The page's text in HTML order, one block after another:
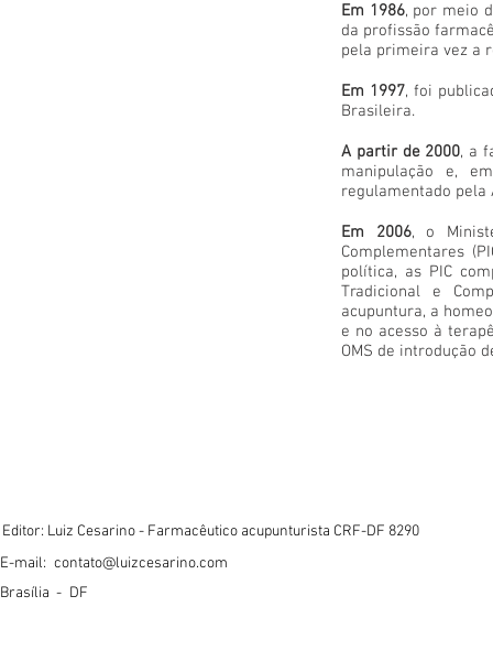
Em 1986, por meio
da profissão
pela primeira vez a
Em 1997, foi
Brasileira.
A partir de 2000, a
manipulação e,
regulamentado pela
Em 2006, o
Complementares
política, as PIC
Tradicional e
acupuntura, a
e no acesso à
OMS de introdução
Editor: Luiz Cesarino - Farmacêutico acupunturista CRF-DF 8290
E-mail: contato@luizcesarino.com
Brasília - DF